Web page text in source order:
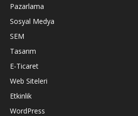
Pazarlama
Sosyal Medya
SEM
Tasarım
E-Ticaret
Web Siteleri
Etkinlik
WordPress